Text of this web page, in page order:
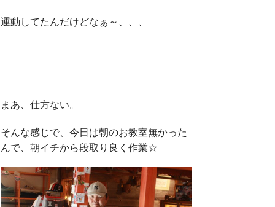
運動してたんだけどなぁ～、、、
まあ、仕方ない。
そんな感じで、今日は朝のお教室無かった
んで、朝イチから段取り良く作業☆